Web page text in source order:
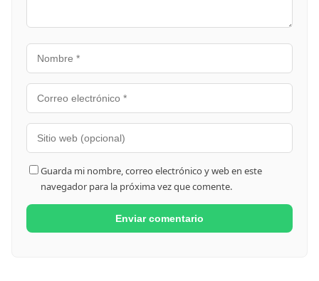
Guarda mi nombre, correo electrónico y web en este
navegador para la próxima vez que comente.